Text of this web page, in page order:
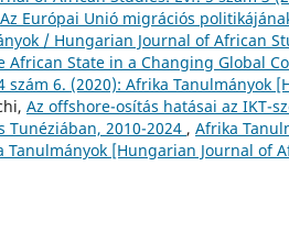
Az Európai Unió migrációs
/ Hungarian Journal of African
African State in a Changing Global
szám 6. (2020): Afrika Tanulmányok
Az offshore-osítás hatásai az IKT-
Tunéziában, 2010-2024 , Afrika
Tanulmányok [Hungarian Journal of